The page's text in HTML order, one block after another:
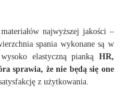
najwyższej jakości –
spania wykonane są w
elastyczną pianką HR,
sprawia, że nie będą się one
z użytkowania.